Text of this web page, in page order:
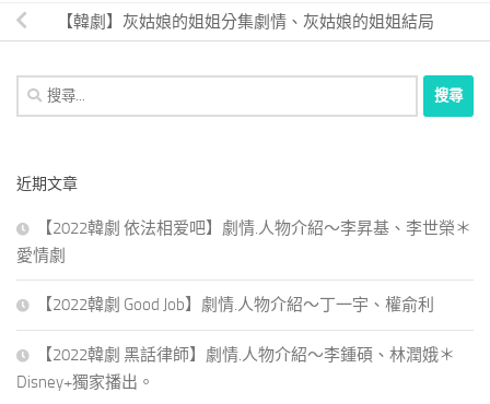
【韓劇】灰姑娘的姐姐分集劇情、灰姑娘的姐姐結局
搜
尋
字:
近期文章
【2022韓劇 依法相爱吧】劇情.人物介紹～李昇基、李世榮＊
愛情劇
【2022韓劇 Good Job】劇情.人物介紹～丁一宇、權俞利
【2022韓劇 黑話律師】劇情.人物介紹～李鍾碩、林潤娥＊
Disney+獨家播出。